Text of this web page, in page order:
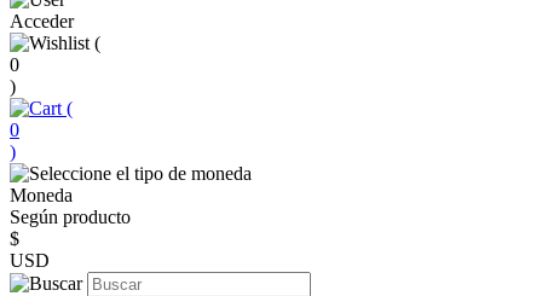
Acceder
(
0
)
(
0
)
Moneda
Según producto
$
USD